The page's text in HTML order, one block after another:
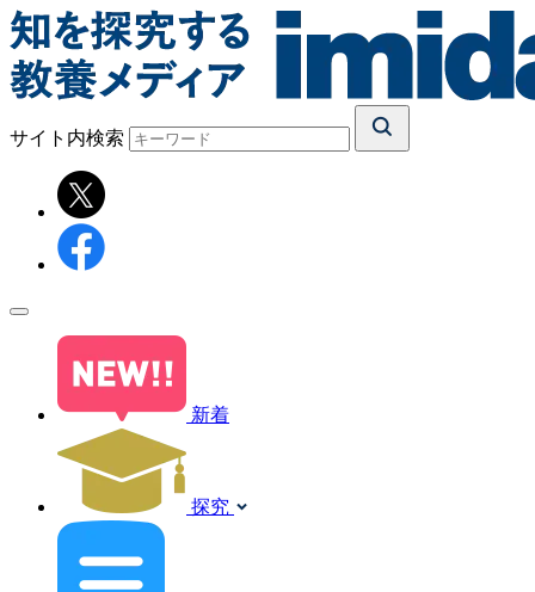
サイト内検索
新着
探究